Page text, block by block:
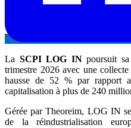
La SCPI LOG INpoursuit sa
trimestre 2026 avec une
hausse de 52 % par rapport
capitalisation à plus de 240
Gérée par Theoreim, LOG IN
de la réindustrialisation